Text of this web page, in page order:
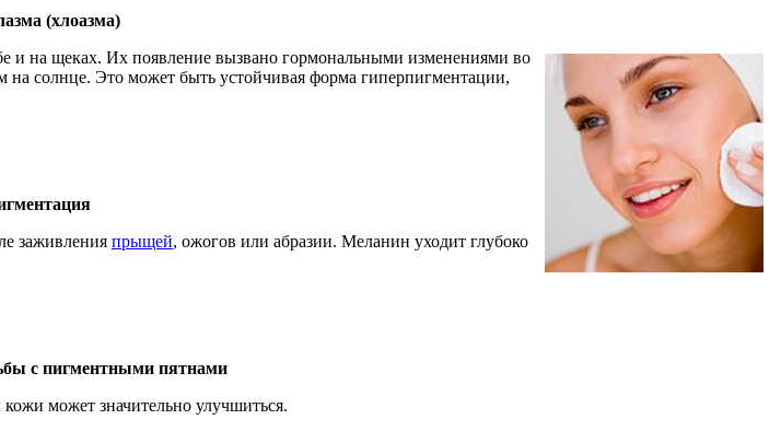
(хлоазма)
и на щеках. Их появление вызвано гормональными изменениями во
на солнце. Это может быть устойчивая форма гиперпигментации,
заживления прыщей, ожогов или абразии. Меланин уходит глубоко
с пигментными пятнами
может значительно улучшиться.